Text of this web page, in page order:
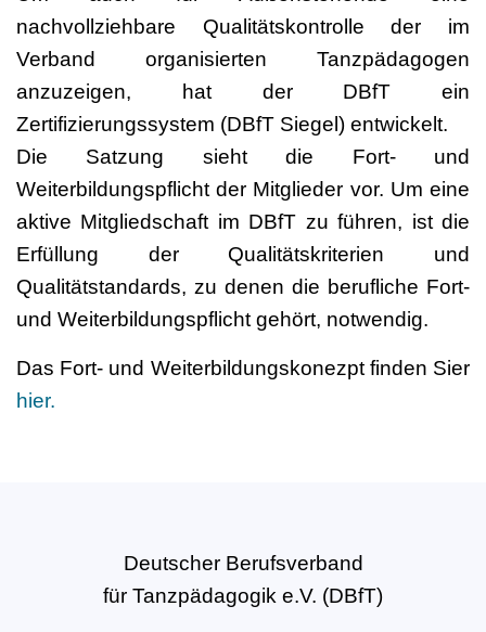
nachvollziehbare Qualitätskontrolle der im
Verband organisierten Tanzpädagogen
anzuzeigen, hat der DBfT ein
Zertifizierungssystem (DBfT Siegel) entwickelt.
Die Satzung sieht die Fort- und
Weiterbildungspflicht der Mitglieder vor. Um eine
aktive Mitgliedschaft im DBfT zu führen, ist die
Erfüllung der Qualitätskriterien und
Qualitätstandards, zu denen die berufliche Fort-
und Weiterbildungspflicht gehört, notwendig.
Das Fort- und Weiterbildungskonezpt finden Sier
hier.
Deutscher Berufsverband
für Tanzpädagogik e.V. (DBfT)